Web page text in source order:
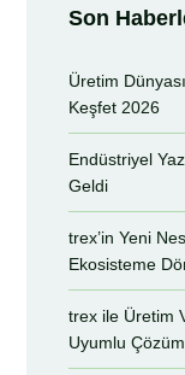
Son
Üretim
Keşfet 2026
Endüstriyel
Geldi
trex’in Yeni
Ekosisteme
trex ile Üretim
Uyumlu Çözüm